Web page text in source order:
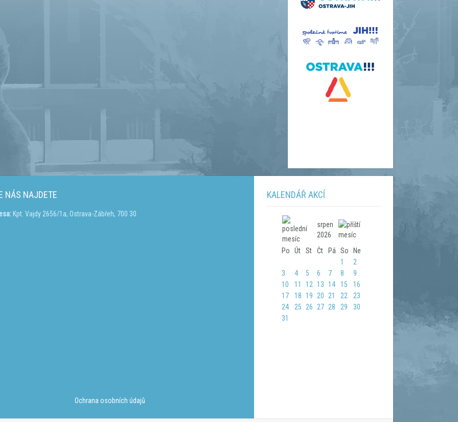
NÁS NAJDETE
Kpt. Vajdy 2656/1a, Ostrava-Zábřeh, 700 30
Ochrana osobních údajů
KALENDÁŘ AKCÍ
srpen
2026
Po
Út St Čt Pá So
Ne
1
2
3
4 5 6 7 8
9
10
11 12 13 14 15
16
17
18 19 20 21 22
23
24
25 26 27 28 29
30
31